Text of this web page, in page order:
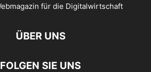
ÜBER UNS
FOLGEN SIE UNS